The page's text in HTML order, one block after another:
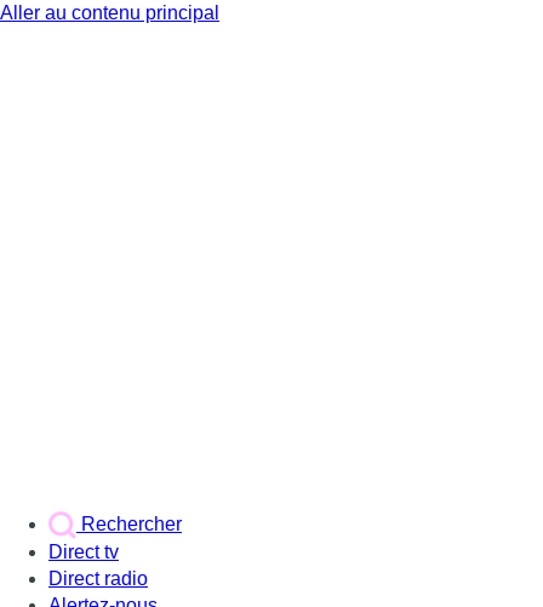
Aller au contenu principal
Rechercher
Direct tv
Direct radio